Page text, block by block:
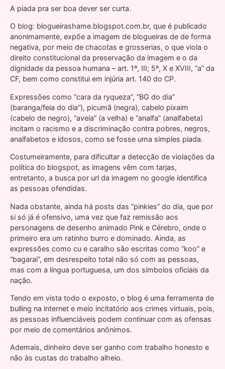
A piada pra ser boa dever ser curta.
O blog: blogueirashame.blogspot.com.br, que é publicado
anonimamente, expõe a imagem de blogueiras de de forma
negativa, por meio de chacotas e grosserias, o que viola o
direito constitucional da preservação da imagem e o da
dignidade da pessoa humana – art. 1º, III; 5º, X e XVIII, “a” da
CF, bem como constitui em injúria art. 140 do CP.
Expressões como “cara da ryqueza”, “BG do dia”
(baranga/feia do dia”), picumã (negra), cabelo pixaim
(cabelo de negro), “aveia” (a velha) e “analfa” (analfabeta)
incitam o racismo e a discriminação contra pobres, negros,
analfabetos e idosos, como se fosse uma simples piada.
Costumeiramente, para dificultar a detecção de violações da
política do blogspot, as imagens vêm com tarjas,
entretanto, a busca por url da imagem no google identifica
as pessoas ofendidas.
Nada obstante, ainda há posts das “pinkies” do dia, que por
si só já é ofensivo, uma vez que faz remissão aos
personagens de desenho animado Pink e Cérebro, onde o
primeiro era um ratinho burro e dominado. Ainda, as
expressões como cu e caralho são escritas como “koo” e
“bagarai”, em desrespeito total não só com as pessoas,
mas com a língua portuguesa, um dos símbolos oficiais da
nação.
Tendo em vista todo o exposto, o blog é uma ferramenta de
bulling na internet e meio incitatório aos crimes virtuais, pois,
as pessoas influenciáveis podem continuar com as ofensas
por meio de comentários anônimos.
Ademais, dinheiro deve ser ganho com trabalho honesto e
não às custas do trabalho alheio.